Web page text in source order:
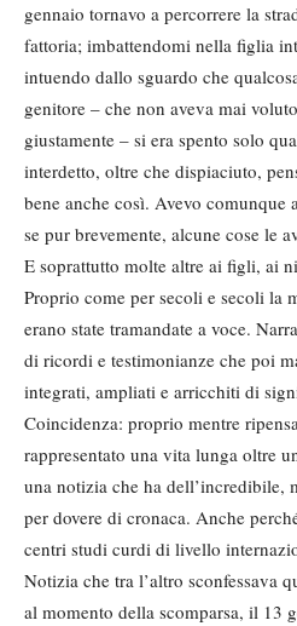
gennaio tornavo a percorrere la
fattoria; imbattendomi nella figlia
intuendo dallo sguardo che
genitore – che non aveva mai
giustamente – si era spento solo
interdetto, oltre che dispiaciuto,
bene anche così. Avevo comunque
se pur brevemente, alcune cose le
E soprattutto molte altre ai figli, ai
Proprio come per secoli e secoli la
erano state tramandate a voce.
di ricordi e testimonianze che poi
integrati, ampliati e arricchiti di
Coincidenza: proprio mentre
rappresentato una vita lunga oltre
una notizia che ha dell’incredibile,
per dovere di cronaca. Anche
centri studi curdi di livello
Notizia che tra l’altro sconfessava
al momento della scomparsa, il 13